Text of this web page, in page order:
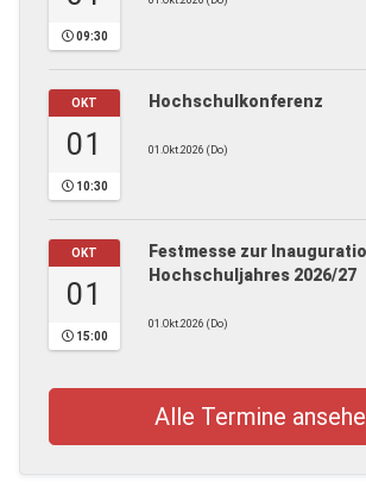
09:30
OKT
01
10:30
Hochschulkonferenz
01.Okt.2026 (Do)
OKT
01
15:00
Festmesse zur
Hochschuljahres 2026/27
01.Okt.2026 (Do)
Alle Termine